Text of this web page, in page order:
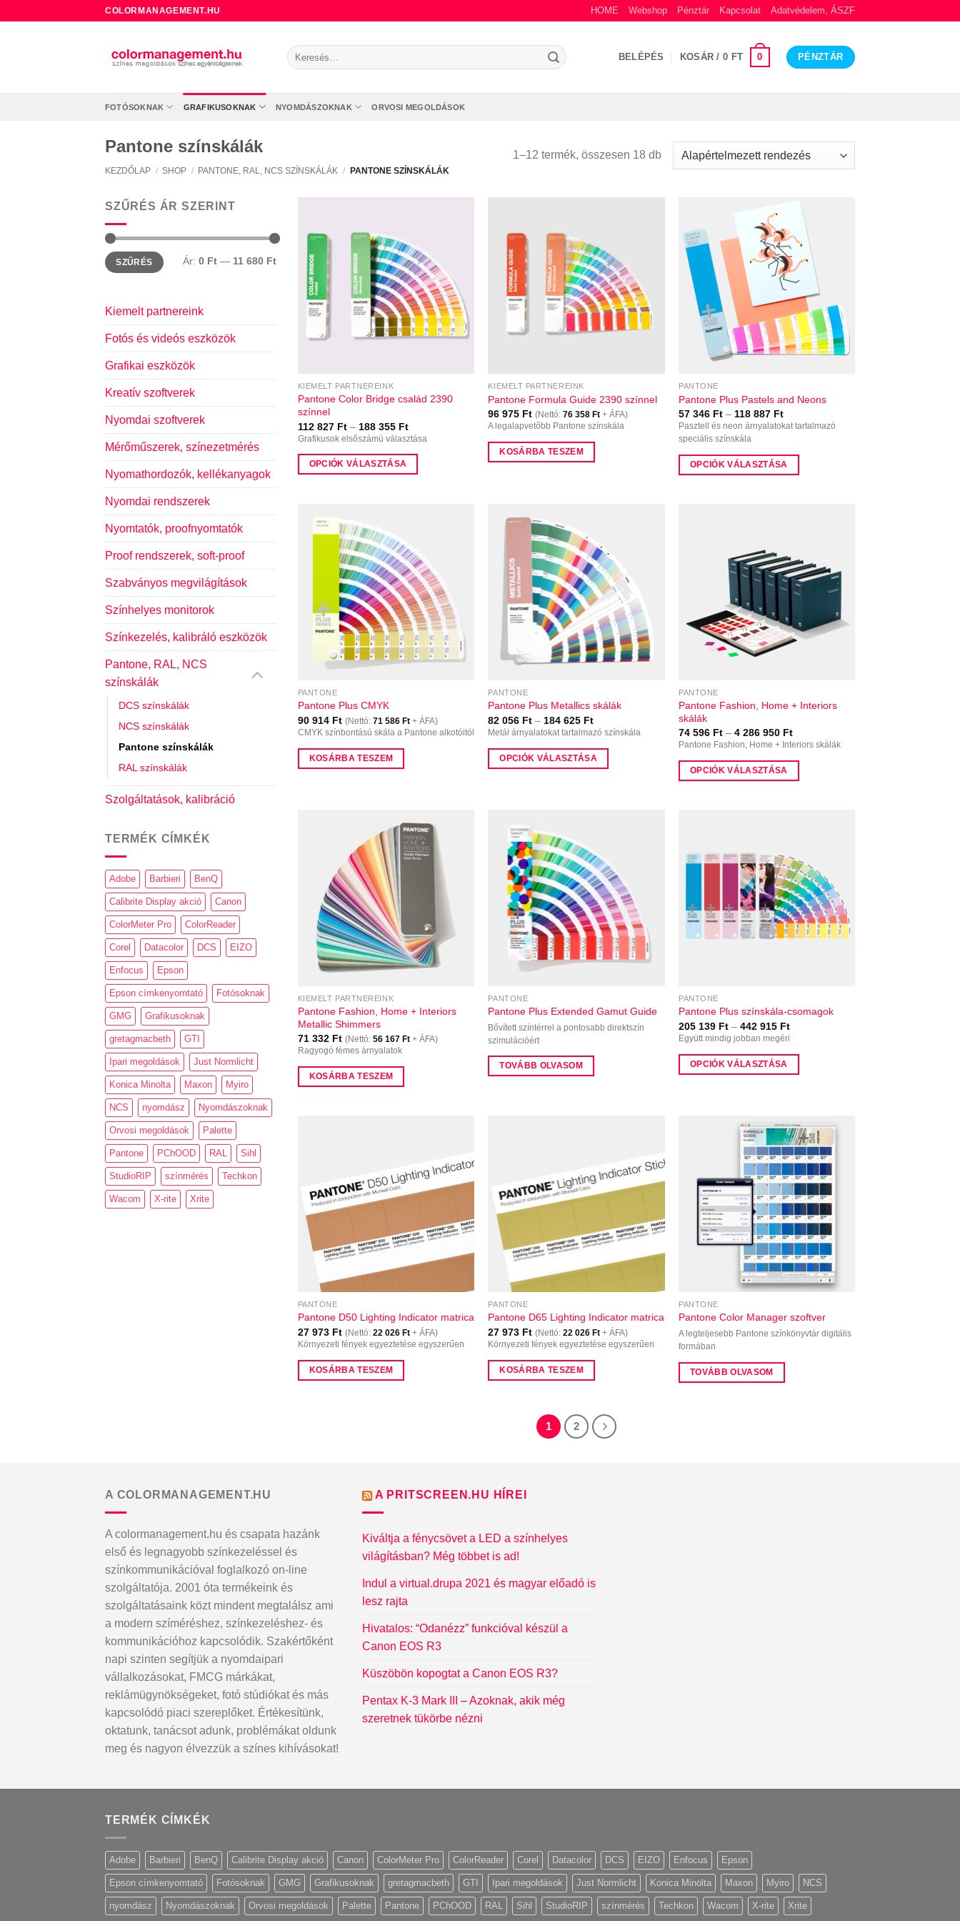
COLORMANAGEMENT.HU HOME Webshop Pénztár Kapcsolat Adatvédelem, ÁSZF
Keresés
a
BELÉPÉS KOSÁR /0 FT 0 PÉNZTÁR
FOTÓSOKNAK GRAFIKUSOKNAK NYOMDÁSZOKNAK ORVOSI MEGOLDÁSOK
Pantone színskálák
KEZDŐLAP / SHOP / PANTONE, RAL, NCS SZÍNSKÁLÁK / PANTONE SZÍNSKÁLÁK
1–12 termék, összesen 18 db
SZŰRÉS ÁR SZERINT
Min
ár
Max
ár
SZŰRÉS Ár: 0 Ft — 11 680 Ft
Kiemelt partnereink
Fotós és videós eszközök
Grafikai eszközök
Kreatív szoftverek
Nyomdai szoftverek
Mérőműszerek, színezetmérés
Nyomathordozók, kellékanyagok
Nyomdai rendszerek
Nyomtatók, proofnyomtatók
Proof rendszerek, soft-proof
Szabványos megvilágítások
Színhelyes monitorok
Színkezelés, kalibráló eszközök
Pantone, RAL, NCS
színskálák
DCS színskálák
NCS színskálák
Pantone színskálák
RAL színskálák
Szolgáltatások, kalibráció
TERMÉK CÍMKÉK
Adobe Barbieri BenQ
Calibrite Display akció Canon
ColorMeter Pro ColorReader
Corel Datacolor DCS EIZO
Enfocus Epson
Epson címkenyomtató Fotósoknak
GMG Grafikusoknak
gretagmacbeth GTI
Ipari megoldások Just Normlicht
Konica Minolta Maxon Myiro
NCS nyomdász Nyomdászoknak
Orvosi megoldások Palette
Pantone PChOOD RAL Sihl
StudioRIP színmérés Techkon
Wacom X-rite Xrite
KIEMELT PARTNEREINK
Pantone Color Bridge család 2390
színnel
112 827 Ft – 188 355 FtÁrtartomány:
112
827 Ft
-
355 Ft
Grafikusok elsőszámú választása
OPCIÓK VÁLASZTÁSA
több
variációja
változatok
termékoldalon
választhatók
KIEMELT PARTNEREINK
Pantone Formula Guide 2390 színnel
96 975 Ft (Nettó:76 358 Ft + ÁFA)
A legalapvetőbb Pantone színskála
KOSÁRBA TESZEM
PANTONE
Pantone Plus Pastels and Neons
57 346 Ft – 118 887 FtÁrtartomány:
57
118
887 Ft
Pasztell és neon árnyalatokat tartalmazó
speciális színskála
OPCIÓK VÁLASZTÁSA
termékoldalon
választhatók
PANTONE
Pantone Plus CMYK
90 914 Ft (Nettó: 71 586 Ft+ ÁFA)
CMYK színbontású skála a Pantone alkotóitól
KOSÁRBA TESZEM
PANTONE
Pantone Plus Metallics skálák
82 056 Ft – 184 625 FtÁrtartomány:
82
-
184
625 Ft
Metál árnyalatokat tartalmazó színskála
OPCIÓK VÁLASZTÁSA
variációja
van.
változatok
termékoldalon
választhatók
PANTONE
Pantone Fashion, Home + Interiors
skálák
74 596 Ft – 4 286 950 FtÁrtartomány:
74
-
286
Pantone Fashion, Home + Interiors skálák
OPCIÓK VÁLASZTÁSA
variációja
változatok
termékoldalon
KIEMELT PARTNEREINK
Pantone Fashion, Home + Interiors
Metallic Shimmers
71 332 Ft (Nettó: 56 167 Ft+ ÁFA)
Ragyogó fémes árnyalatok
KOSÁRBA TESZEM
PANTONE
Pantone Plus Extended Gamut Guide
Bővített színtérrel a pontosabb direktszín
szimulációért
TOVÁBB OLVASOM
PANTONE
Pantone Plus színskála-csomagok
205 139 Ft – 442 915 FtÁrtartomány:
-
915 Ft
Együtt mindig jobban megéri
OPCIÓK VÁLASZTÁSA
változatok
termékoldalon
választhatók
PANTONE
Pantone D50 Lighting Indicator matrica
27 973 Ft (Nettó: 22 026 Ft+ ÁFA)
Környezeti fények egyeztetése egyszerűen
KOSÁRBA TESZEM
PANTONE
Pantone D65 Lighting Indicator matrica
27 973 Ft (Nettó:22 026 Ft + ÁFA)
Környezeti fények egyeztetése egyszerűen
KOSÁRBA TESZEM
PANTONE
Pantone Color Manager szoftver
A legteljesebb Pantone színkönyvtár digitális
formában
TOVÁBB OLVASOM
1 2
A COLORMANAGEMENT.HU
A colormanagement.hu és csapata hazánk
első és legnagyobb színkezeléssel és
színkommunikációval foglalkozó on-line
szolgáltatója. 2001 óta termékeink és
szolgáltatásaink közt mindent megtalálsz ami
a modern szíméréshez, színkezeléshez- és
kommunikációhoz kapcsolódik. Szakértőként
napi szinten segítjük a nyomdaipari
vállalkozásokat, FMCG márkákat,
reklámügynökségeket, fotó stúdiókat és más
kapcsolódó piaci szereplőket. Értékesítünk,
oktatunk, tanácsot adunk, problémákat oldunk
meg és nagyon élvezzük a színes kihívásokat!
A PRITSCREEN.HU HÍREI
Kiváltja a fénycsövet a LED a színhelyes
világításban? Még többet is ad!
Indul a virtual.drupa 2021 és magyar előadó is
lesz rajta
Hivatalos: “Odanézz” funkcióval készül a
Canon EOS R3
Küszöbön kopogtat a Canon EOS R3?
Pentax K-3 Mark III – Azoknak, akik még
szeretnek tükörbe nézni
TERMÉK CÍMKÉK
Adobe Barbieri BenQ Calibrite Display akció Canon ColorMeter Pro ColorReader Corel Datacolor DCS EIZO Enfocus Epson
Epson címkenyomtató Fotósoknak GMG Grafikusoknak gretagmacbeth GTI Ipari megoldások Just Normlicht Konica Minolta Maxon Myiro NCS
nyomdász Nyomdászoknak Orvosi megoldások Palette Pantone PChOOD RAL Sihl StudioRIP színmérés Techkon Wacom X-rite Xrite